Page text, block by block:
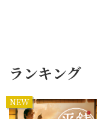
ランキング
NEW